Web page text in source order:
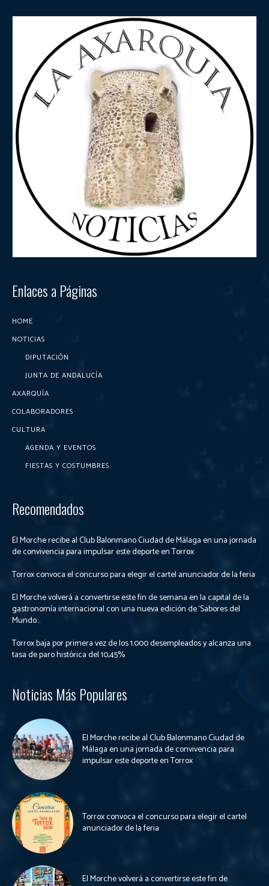
Enlaces a Páginas
HOME
NOTICIAS
DIPUTACIÓN
JUNTA DE ANDALUCÍA
AXARQUÍA
COLABORADORES
CULTURA
AGENDA Y EVENTOS
FIESTAS Y COSTUMBRES
Recomendados
El Morche recibe al Club Balonmano Ciudad de Málaga en una jornada
de convivencia para impulsar este deporte en Torrox
Torrox convoca el concurso para elegir el cartel anunciador de la feria
El Morche volverá a convertirse este fin de semana en la capital de la
gastronomía internacional con una nueva edición de ‘Sabores del
Mundo...
Torrox baja por primera vez de los 1.000 desempleados y alcanza una
tasa de paro histórica del 10,45%
Noticias Más Populares
El Morche recibe al Club Balonmano Ciudad de
Málaga en una jornada de convivencia para
impulsar este deporte en Torrox
Torrox convoca el concurso para elegir el cartel
anunciador de la feria
El Morche volverá a convertirse este fin de